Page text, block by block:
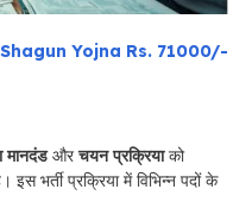
Yojna Rs. 71000/-
मानदंडऔरचयन प्रक्रियाको
इस भर्ती प्रक्रिया में विभिन्न पदों के